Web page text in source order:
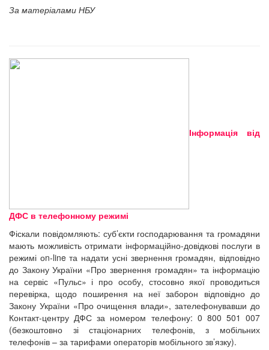
За матеріалами НБУ
Інформація від
ДФС в телефонному режимі
Фіскали повідомляють: суб’єкти господарювання та громадяни
мають можливість отримати інформаційно-довідкові послуги в
режимі оn-line та надати усні звернення громадян, відповідно
до Закону України «Про звернення громадян» та інформацію
на сервіс «Пульс» і про особу, стосовно якої проводиться
перевірка, щодо поширення на неї заборон відповідно до
Закону України «Про очищення влади», зателефонувавши до
Контакт-центру ДФС за номером телефону: 0 800 501 007
(безкоштовно зі стаціонарних телефонів, з мобільних
телефонів – за тарифами операторів мобільного зв’язку).